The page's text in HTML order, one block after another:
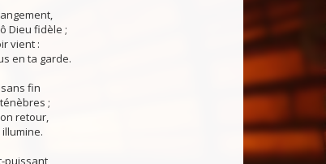
Dieu fidèle ;
vient :
en ta garde.
fin
;
retour,
puissant,